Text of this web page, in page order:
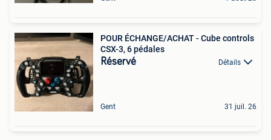
POUR ÉCHANGE/ACHAT - Cube controls
CSX-3, 6 pédales
Réservé Détails
Gent 31 juil. 26